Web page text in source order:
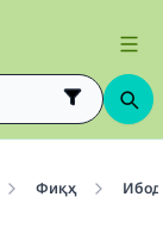
Фиқҳ